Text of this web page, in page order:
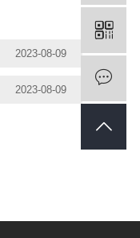
2023-08-09
2023-08-09